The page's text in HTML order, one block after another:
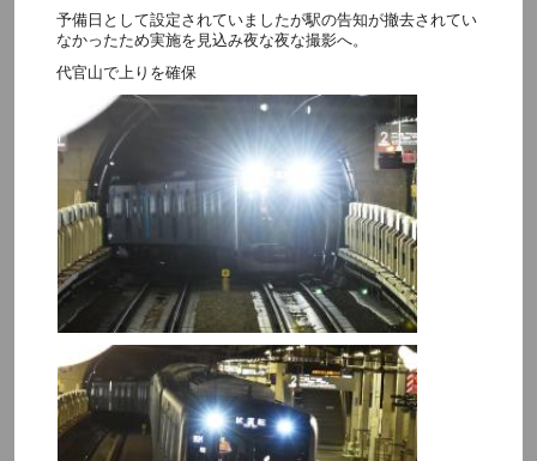
予備日として設定されていましたが駅の告知が撤去されてい
なかったため実施を見込み夜な夜な撮影へ。
代官山で上りを確保